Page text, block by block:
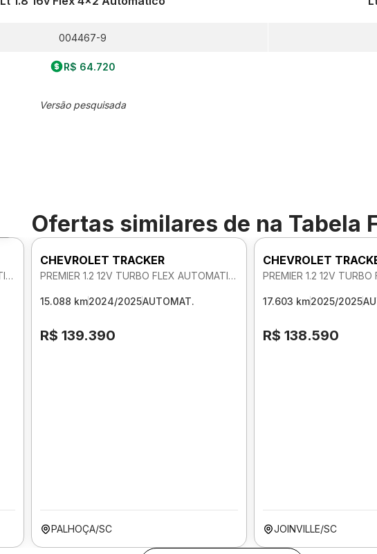
004467-9
R$ 64.720
Versão pesquisada
Ofertas similares de na Tabela
PREMIER 1.2 12V TURBO FLEX AUTOMATICO
CHEVROLET TRACKER
PREMIER 1.2 12V TURBO FLEX AUTOMATICO
15.088 km2024/2025AUTOMAT.
R$ 139.390
PALHOÇA/SC
CHEVROLET
17.603 km2025/2025
R$ 138.590
JOINVILLE/SC